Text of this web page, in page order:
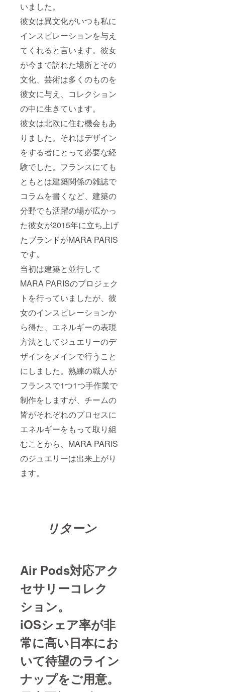
いました。
彼女は異文化がいつも私に
インスピレーションを与え
てくれると言います。彼女
が今まで訪れた場所とその
文化、芸術は多くのものを
彼女に与え、コレクション
の中に生きています。
彼女は北欧に住む機会もあ
りました。それはデザイン
をする者にとって必要な経
験でした。フランスにても
ともとは建築関係の雑誌で
コラムを書くなど、建築の
分野でも活躍の場が広かっ
た彼女が2015年に立ち上げ
たブランドがMARA PARIS
です。
当初は建築と並行して
MARA PARISのプロジェク
トを行っていましたが、彼
女のインスピレーションか
ら得た、エネルギーの表現
方法としてジュエリーのデ
ザインをメインで行うこと
にしました。熟練の職人が
フランスで1つ1つ手作業で
制作をしますが、チームの
皆がそれぞれのプロセスに
エネルギーをもって取り組
むことから、MARA PARIS
のジュエリーは出来上がり
ます。
リターン
Air Pods対応アク
セサリーコレク
ション。
iOSシェア率が非
常に高い日本にお
いて待望のライン
ナップをご用意。